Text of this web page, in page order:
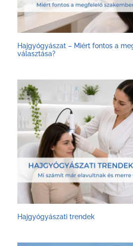
Hajgyógyászat – Miért fontos a
választása?
Hajgyógyászati trendek